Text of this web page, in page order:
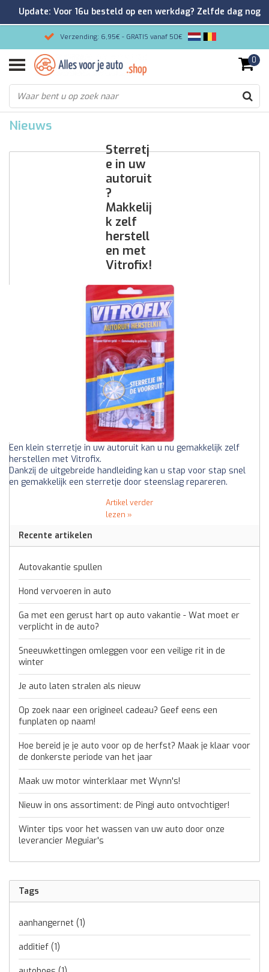
Verzending: 6,95€ - GRATIS vanaf 50€
Gemakkelijk bestellen/Veilig betalen
9.2/10 Klantenrating via Kiyoh!
0
Nieuws
Sterretj
e in uw
autoruit
?
Makkelij
k zelf
herstell
en met
Vitrofix!
Een klein sterretje in uw autoruit kan u nu gemakkelijk zelf
herstellen met Vitrofix.
Dankzij de uitgebreide handleiding kan u stap voor stap snel
en gemakkelijk een sterretje door steenslag repareren.
Artikel verder
lezen »
Recente artikelen
Autovakantie spullen
Hond vervoeren in auto
Ga met een gerust hart op auto vakantie - Wat moet er
verplicht in de auto?
Sneeuwkettingen omleggen voor een veilige rit in de
winter
Je auto laten stralen als nieuw
Op zoek naar een origineel cadeau? Geef eens een
funplaten op naam!
Hoe bereid je je auto voor op de herfst? Maak je klaar voor
de donkerste periode van het jaar
Maak uw motor winterklaar met Wynn's!
Nieuw in ons assortiment: de Pingi auto ontvochtiger!
Winter tips voor het wassen van uw auto door onze
leverancier Meguiar's
Tags
aanhangernet (1)
additief (1)
Update: Voor 16u besteld op een werkdag? Zelfde dag nog
verzonden!